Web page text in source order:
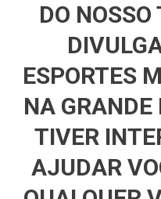
DO
ESPORTES
NA GRANDE
TIVER
AJUDAR